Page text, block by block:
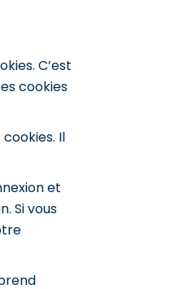
C’est
cookies
Il
et
Si vous